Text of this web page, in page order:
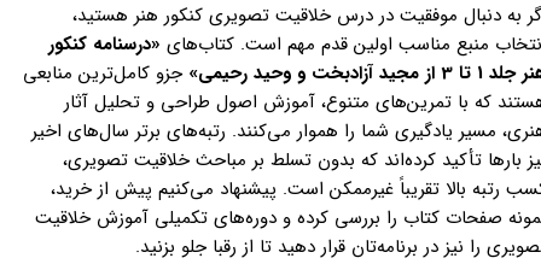
به دنبال موفقیت در درس خلاقیت تصویری کنکور هنر هستید،
منبع مناسب اولین قدم مهم است. کتاب‌های «درسنامه کنکور
تا 3 از مجید آزادبخت و وحید رحیمی»
جزو کامل‌ترین منابعی
که با تمرین‌های متنوع، آموزش اصول طراحی و تحلیل آثار
مسیر یادگیری شما را هموار می‌کنند. رتبه‌های برتر سال‌های اخیر
بارها تأکید کرده‌اند که بدون تسلط بر مباحث خلاقیت تصویری،
رتبه بالا تقریباً غیرممکن است. پیشنهاد می‌کنیم پیش از خرید،
صفحات کتاب را بررسی کرده و دوره‌های تکمیلی آموزش خلاقیت
را نیز در برنامه‌تان قرار دهید تا از رقبا جلو بزنید.